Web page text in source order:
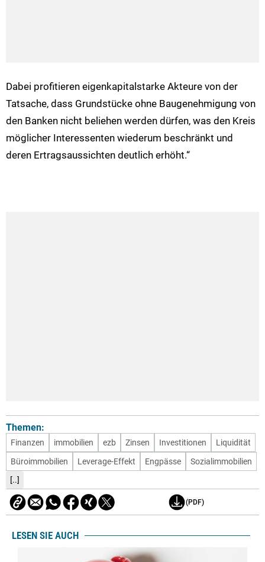
Dabei profitieren eigenkapitalstarke Akteure von der
Tatsache, dass Grundstücke ohne Baugenehmigung von
den Banken nicht beliehen werden dürfen, was den Kreis
möglicher Interessenten wiederum beschränkt und
deren Ertragsaussichten deutlich erhöht.“
Themen:
Finanzen immobilien ezb Zinsen Investitionen
Liquidität
Büroimmobilien
Leverage-Effekt Engpässe
Sozialimmobilien
[..]
(PDF)
LESEN SIE AUCH